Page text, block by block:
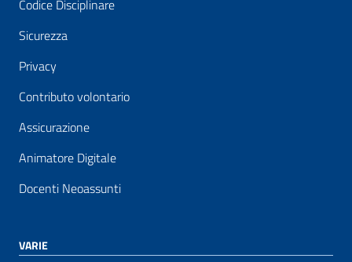
Codice Disciplinare
Sicurezza
Privacy
Contributo volontario
Assicurazione
Animatore Digitale
Docenti Neoassunti
VARIE